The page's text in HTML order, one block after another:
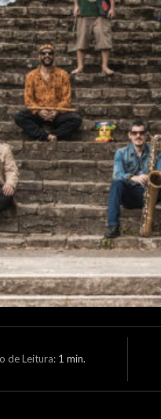
de Leitura: 1 min.